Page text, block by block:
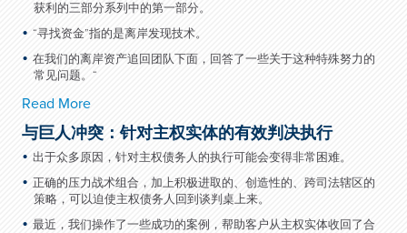
获利的三部分系列中的第一部分。
“寻找资金”指的是离岸发现技术。
在我们的离岸资产追回团队下面，回答了一些关于这种特殊努力的
常见问题。“
Read More
与巨人冲突：针对主权实体的有效判决执行
出于众多原因，针对主权债务人的执行可能会变得非常困难。
正确的压力战术组合，加上积极进取的、创造性的、跨司法辖区的
策略，可以迫使主权债务人回到谈判桌上来。
最近，我们操作了一些成功的案例，帮助客户从主权实体收回了合